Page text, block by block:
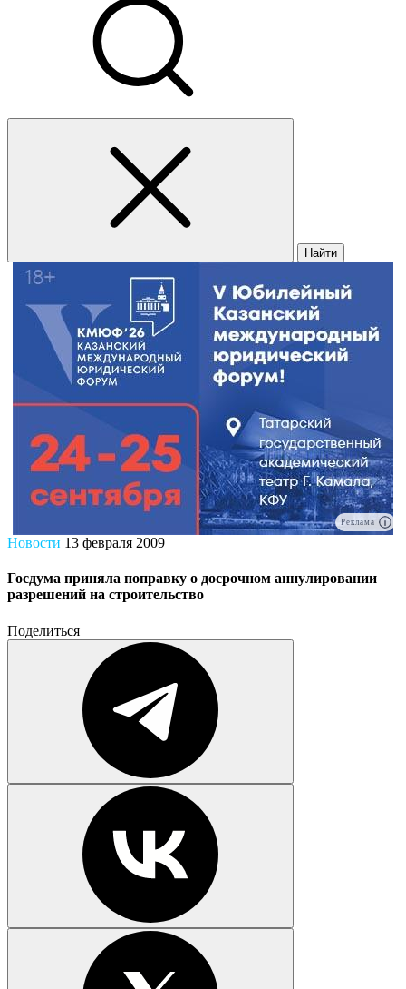
Найти
Реклама
Новости 13 февраля 2009
Госдума приняла поправку о досрочном аннулировании
разрешений на строительство
Поделиться